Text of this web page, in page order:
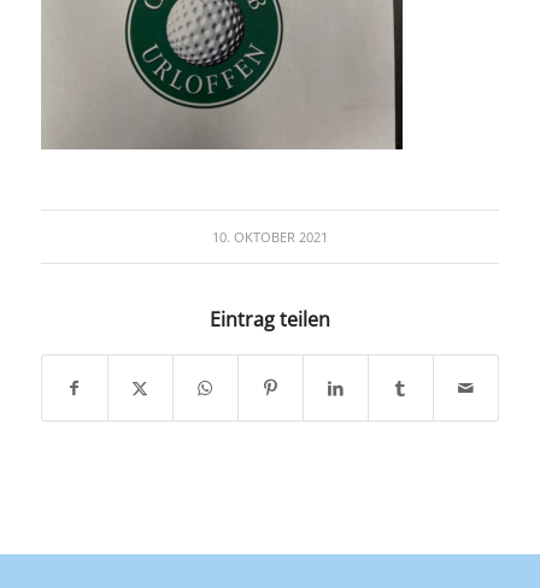
10. OKTOBER 2021
Eintrag teilen